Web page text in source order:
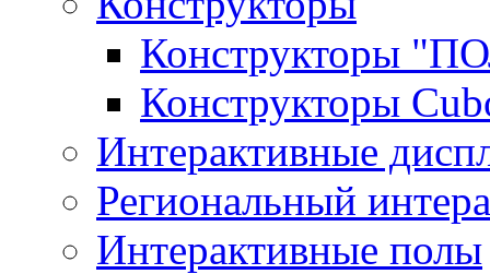
Конструкторы
Конструкторы
Интерактивные
Региональный
Интерактивные полы